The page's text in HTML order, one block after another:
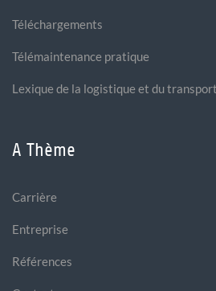
Téléchargements
Télémaintenance pratique
Lexique de la logistique et du transport
A Thème
Carrière
Entreprise
Références